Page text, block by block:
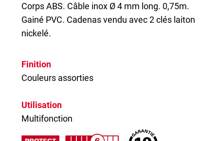
Corps ABS. Câble inox Ø 4 mm long. 0,75m.
Gainé PVC. Cadenasvendu avec 2 clés laiton
nickelé.
Finition
Couleurs assorties
Utilisation
Multifonction